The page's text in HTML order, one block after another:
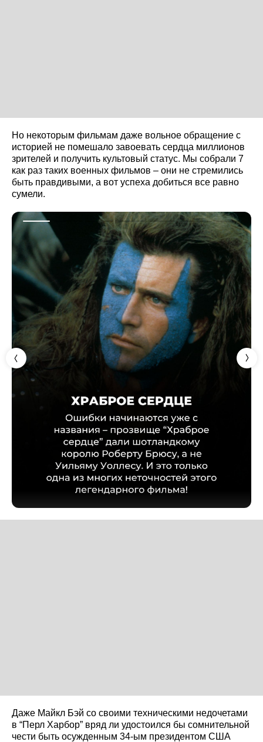
Но некоторым фильмам даже вольное обращение с
историей не помешало завоевать сердца миллионов
зрителей и получить культовый статус. Мы собрали 7
как раз таких военных фильмов – они не стремились
быть правдивыми, а вот успеха добиться все равно
сумели.
Даже Майкл Бэй со своими техническими недочетами
в “Перл Харбор” вряд ли удостоился бы сомнительной
чести быть осужденным 34-ым президентом США